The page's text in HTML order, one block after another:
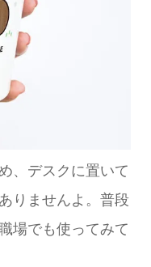
、デスクに置いて
りませんよ。普段
場でも使ってみて